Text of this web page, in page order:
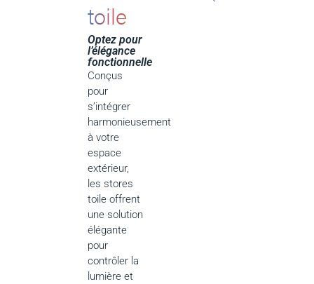
toile
Optez pour
l’élégance
fonctionnelle
Conçus
pour
s’intégrer
harmonieusement
à votre
espace
extérieur,
les stores
toile offrent
une solution
élégante
pour
contrôler la
lumière et